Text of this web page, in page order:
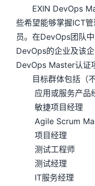
EXIN DevOps
些希望能够掌握ICT
员。在DevOps团队
DevOps的企业及该
DevOps Master认证
目标群体包括（不
应用或服务产品
敏捷项目经理
Agile Scrum
项目经理
测试工程师
测试经理
IT服务经理